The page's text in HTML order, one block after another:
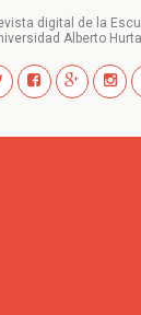
digital de la
Alberto